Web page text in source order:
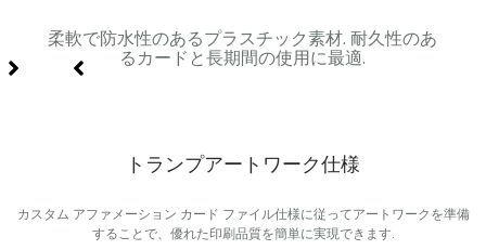
柔軟で防水性のあるプラスチック素材. 耐久性のあ
るカードと長期間の使用に最適.
トランプアートワーク仕様
カスタム アファメーション カード ファイル仕様に従ってアートワークを準備
することで、優れた印刷品質を簡単に実現できます.